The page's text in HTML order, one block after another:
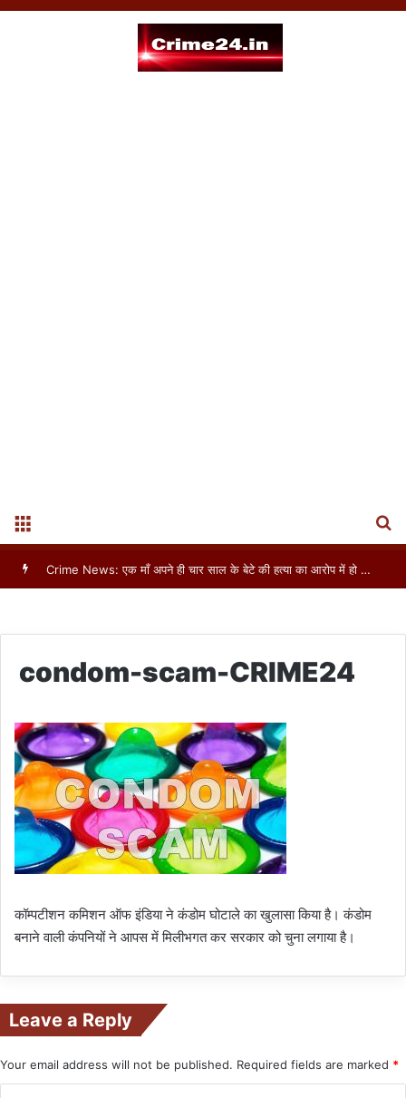
असम : आठवीं कक्षा की छात्रा का बलात्कार, हत्या कर शव नदी में फेंका
condom-scam-CRIME24
कॉम्पटीशन कमिशन ऑफ इंडिया ने कंडोम घोटाले का खुलासा किया है। कंडोम
बनाने वाली कंपनियों ने आपस में मिलीभगत कर सरकार को चुना लगाया है।
Leave a Reply
Your email address will not be published. Required fields are marked *